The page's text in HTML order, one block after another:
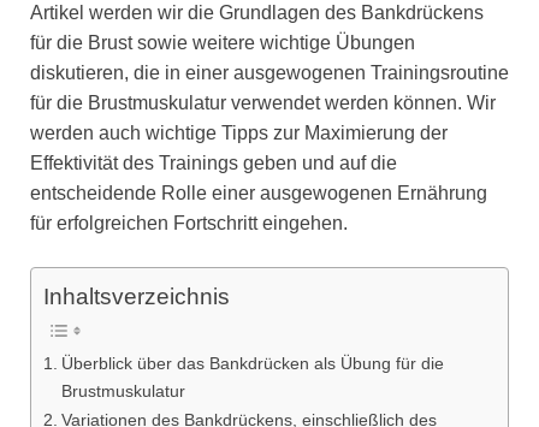
Artikel werden wir die Grundlagen des Bankdrückens
für die Brust sowie weitere wichtige Übungen
diskutieren, die in einer ausgewogenen Trainingsroutine
für die Brustmuskulatur verwendet werden können. Wir
werden auch wichtige Tipps zur Maximierung der
Effektivität des Trainings geben und auf die
entscheidende Rolle einer ausgewogenen Ernährung
für erfolgreichen Fortschritt eingehen.
Inhaltsverzeichnis
Überblick über das Bankdrücken als Übung für die
Brustmuskulatur
Variationen des Bankdrückens, einschließlich des